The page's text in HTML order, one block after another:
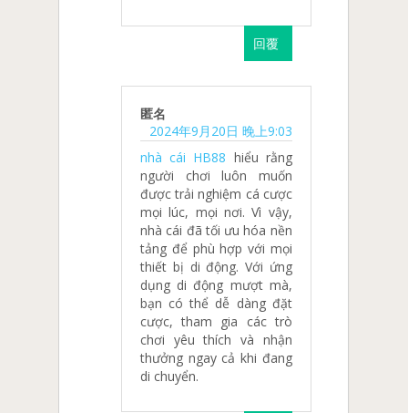
回覆
匿名
2024年9月20日 晚上9:03
nhà cái HB88 hiểu rằng
người chơi luôn muốn
được trải nghiệm cá cược
mọi lúc, mọi nơi. Vì vậy,
nhà cái đã tối ưu hóa nền
tảng để phù hợp với mọi
thiết bị di động. Với ứng
dụng di động mượt mà,
bạn có thể dễ dàng đặt
cược, tham gia các trò
chơi yêu thích và nhận
thưởng ngay cả khi đang
di chuyển.